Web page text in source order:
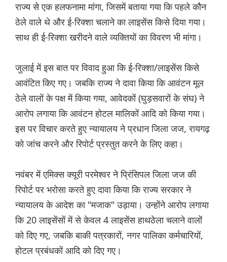
राज्य से एक हलफनामा मांगा, जिसमें बताया गया कि पहले कौन
ठेले वाले थे और ई-रिक्शा चलाने का लाइसेंस किसे दिया गया।
साथ ही ई-रिक्शा खरीदने वाले व्यक्तियों का विवरण भी मांगा।
जुलाई में इस बात पर विवाद हुआ कि ई-रिक्शा/लाइसेंस किसे
आवंटित किए गए। जबकि राज्य ने दावा किया कि आवंटन मूल
ठेले वालों के पक्ष में किया गया, आवेदकों (घुड़सवारों के संघ) ने
आरोप लगाया कि आवंटन होटल मालिकों आदि को किया गया।
इस पर विचार करते हुए न्यायालय ने प्रधान जिला जज, रायगढ़
को जांच करने और रिपोर्ट प्रस्तुत करने के लिए कहा।
नवंबर में एमिक्स क्यूरी परमेश्वर ने प्रिंसिपल जिला जज की
रिपोर्ट पर भरोसा करते हुए दावा किया कि राज्य सरकार ने
न्यायालय के आदेश का "मजाक" उड़ाया। उन्होंने आरोप लगाया
कि 20 लाइसेंसों में से केवल 4 लाइसेंस हाथठेला चलाने वालों
को दिए गए, जबकि बाकी पत्रकारों, नगर पालिका कर्मचारियों,
होटल प्रबंधकों आदि को दिए गए।